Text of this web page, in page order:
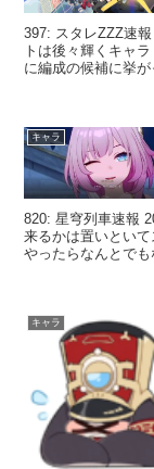
397: スタレZZZ速
トは後々輝くキャ
に編成の候補に挙
キャラ
820: 星穹列車速報
来るかは置いとい
やったらなんとでも
キャラ